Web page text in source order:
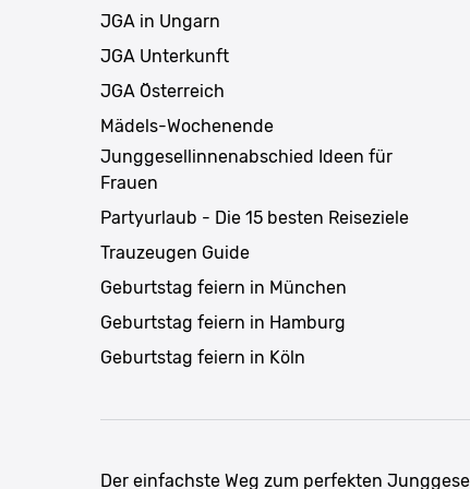
JGA in Ungarn
JGA Unterkunft
JGA Österreich
Mädels-Wochenende
Junggesellinnenabschied Ideen für
Frauen
Partyurlaub - Die 15 besten Reiseziele
Trauzeugen Guide
Geburtstag feiern in München
Geburtstag feiern in Hamburg
Geburtstag feiern in Köln
Der einfachste Weg zum perfekten